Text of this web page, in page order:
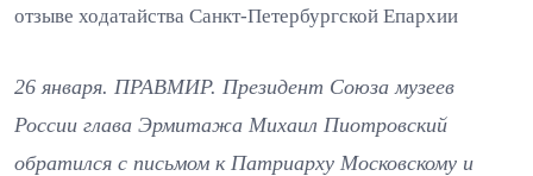
отзыве ходатайства Санкт-Петербургской Епархии
26 января. ПРАВМИР. Президент Союза музеев
России глава Эрмитажа Михаил Пиотровский
обратился с письмом к Патриарху Московскому и